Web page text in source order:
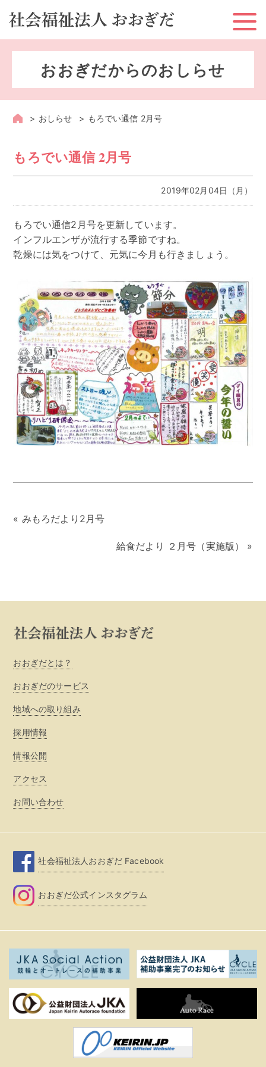
おおぎだからのおしらせ
おしらせ もろでい通信 2月号
もろでい通信 2月号
2019年02月04日（月）
もろでい通信2月号を更新しています。
インフルエンザが流行する季節ですね。
乾燥には気をつけて、元気に今月も行きましょう。
« みもろだより2月号
給食だより ２月号（実施版） »
おおぎだとは？
おおぎだのサービス
地域への取り組み
採用情報
情報公開
アクセス
お問い合わせ
社会福祉法人おおぎだ Facebook
おおぎだ公式インスタグラム
ホーム
お知らせ
採用情報
情報公開
お問い合わせ